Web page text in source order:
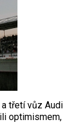
třetí vůz Audi
optimismem,